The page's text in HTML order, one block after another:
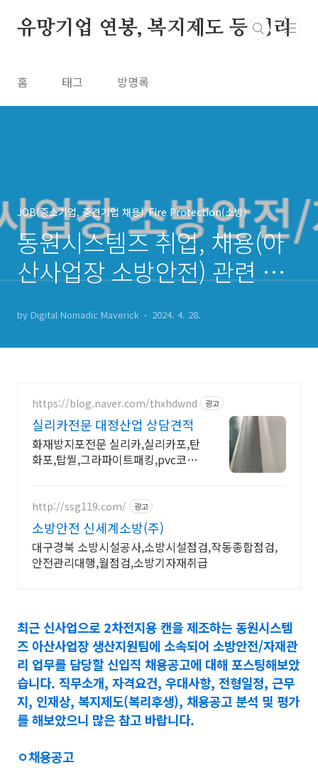
유망기업 연봉, 복지제도 등 정리
홈 태그 방명록
JOB(중소기업, 중견기업 채용)/Fire Protection(소방)
동원시스템즈 취업, 채용(아
산사업장 소방안전) 관련 직
전형일정, 근무지, 인재상, 복
지제도(복리후생), 채용공고
분석 및 평가 등 정리
by Digital Nomadic Maverick 2024. 4. 28.
https://blog.naver.com/thxhdwnd 광고
실리카전문 대정산업 상담견적
화재방지포전문 실리카,실리카포,탄
화포,탑씰,그라파이트패킹,pvc코팅
http://ssg119.com/ 광고
소방안전 신세계소방(주)
대구경북 소방시설공사,소방시설점검,작동종합점검,
안전관리대행,월점검,소방기자재취급
최근 신사업으로 2차전지용 캔을 제조하는 동원시스템
즈 아산사업장 생산지원팀에 소속되어 소방안전/자재관
리 업무를 담당할 신입직 채용공고에 대해 포스팅해보았
습니다. 직무소개, 자격요건, 우대사항, 전형일정, 근무
지, 인재상, 복지제도(복리후생), 채용공고 분석 및 평가
를 해보았으니 많은 참고 바랍니다.
ㅇ채용공고